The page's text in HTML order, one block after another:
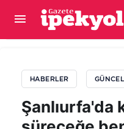
HABERLER GÜNCEL
Şanlıurfa'da
Şanlıurfalı oyuncu TRT